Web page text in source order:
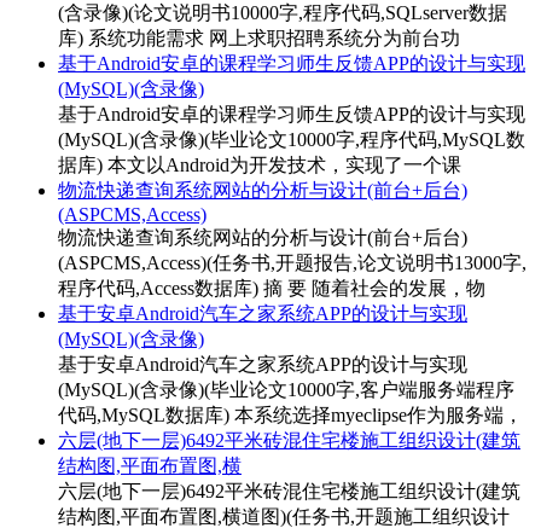
(含录像)(论文说明书10000字,程序代码,SQLserver数据
库) 系统功能需求 网上求职招聘系统分为前台功
基于Android安卓的课程学习师生反馈APP的设计与实现
(MySQL)(含录像)
基于Android安卓的课程学习师生反馈APP的设计与实现
(MySQL)(含录像)(毕业论文10000字,程序代码,MySQL数
据库) 本文以Android为开发技术，实现了一个课
物流快递查询系统网站的分析与设计(前台+后台)
(ASPCMS,Access)
物流快递查询系统网站的分析与设计(前台+后台)
(ASPCMS,Access)(任务书,开题报告,论文说明书13000字,
程序代码,Access数据库) 摘 要 随着社会的发展，物
基于安卓Android汽车之家系统APP的设计与实现
(MySQL)(含录像)
基于安卓Android汽车之家系统APP的设计与实现
(MySQL)(含录像)(毕业论文10000字,客户端服务端程序
代码,MySQL数据库) 本系统选择myeclipse作为服务端，
六层(地下一层)6492平米砖混住宅楼施工组织设计(建筑
结构图,平面布置图,横
六层(地下一层)6492平米砖混住宅楼施工组织设计(建筑
结构图,平面布置图,横道图)(任务书,开题施工组织设计